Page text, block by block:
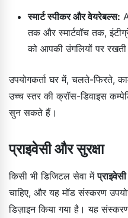
स्मार्ट स्पीकर और वेयरेबल्स:
तक और स्मार्टवॉच तक,
को आपकी उंगलियों पर रखती
उपयोगकर्ता घर में, चलते-फिरते,
उच्च स्तर की क्रॉस-डिवाइस
सुन सकते हैं।
प्राइवेसी और सुरक्षा
किसी भी डिजिटल सेवा में
चाहिए, और यह मॉड संस्करण
डिज़ाइन किया गया है। यह